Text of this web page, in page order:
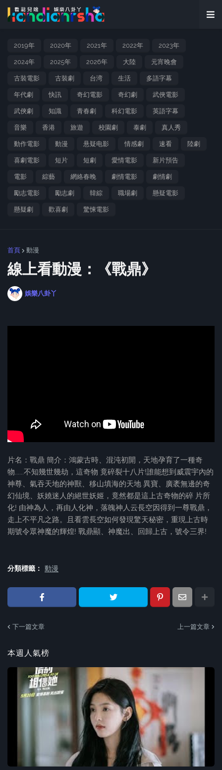
2019年 2020年 2021年 2022年 2023年
2024年 2025年 2026年 大陸 元宵晚會
古裝電影 古裝劇 台湾 生活 多語字幕
年代劇 快訊 奇幻電影 奇幻劇 武俠電影
武俠劇 知識 青春劇 科幻電影 英語字幕
音樂 香港 旅遊 校園劇 泰劇 真人秀
動作電影 動漫 悬疑电影 情感劇 速看 陸劇
喜劇電影 短片 短劇 愛情電影 新片預告
電影 綜藝 網絡春晚 劇情電影 劇情劇
勵志電影 勵志劇 韓綜 職場劇 懸疑電影
懸疑劇 歡喜劇 驚悚電影
首頁 動漫
線上看動漫：《戰鼎》
娛樂八卦丫
片名：戰鼎 簡介：鴻蒙古時、混沌初開，天地孕育了一種奇
物......不知幾世幾劫，這奇物 竟碎裂十八片!誰能想到威震宇內的
神尊、氣吞天地的神獸、移山填海的天地 異寶、廣袤無邊的奇
幻仙境、妖嬈迷人的絕世妖姬，竟然都是這上古奇物的碎 片所
化! 由神為人，再由人化神，落魄神人云長空因得到一尊戰鼎，
走上不平凡之路。且看雲長空如何發現驚天秘密，重現上古時
期號令眾神魔的輝煌! 戰鼎顯、神魔出、回歸上古，號令三界!
分類標籤： 動漫
下一篇文章 上一篇文章
本週人氣榜